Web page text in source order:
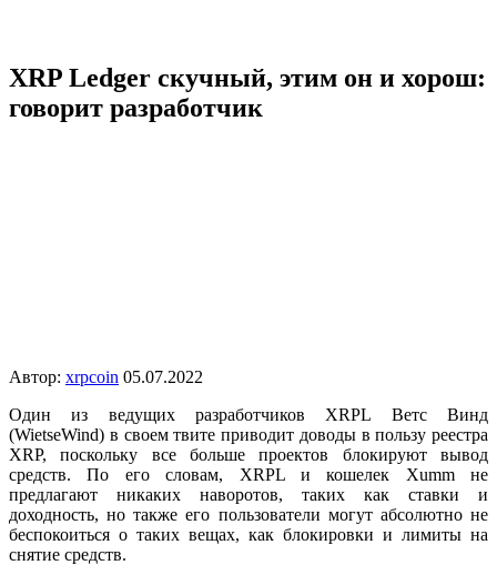
XRP Ledger скучный, этим он и хорош:
говорит разработчик
Автор: xrpcoin 05.07.2022
Один из ведущих разработчиков XRPL Ветс Винд
(WietseWind) в своем твите приводит доводы в пользу реестра
XRP, поскольку все больше проектов блокируют вывод
средств. По его словам, XRPL и кошелек Xumm не
предлагают никаких наворотов, таких как ставки и
доходность, но также его пользователи могут абсолютно не
беспокоиться о таких вещах, как блокировки и лимиты на
снятие средств.